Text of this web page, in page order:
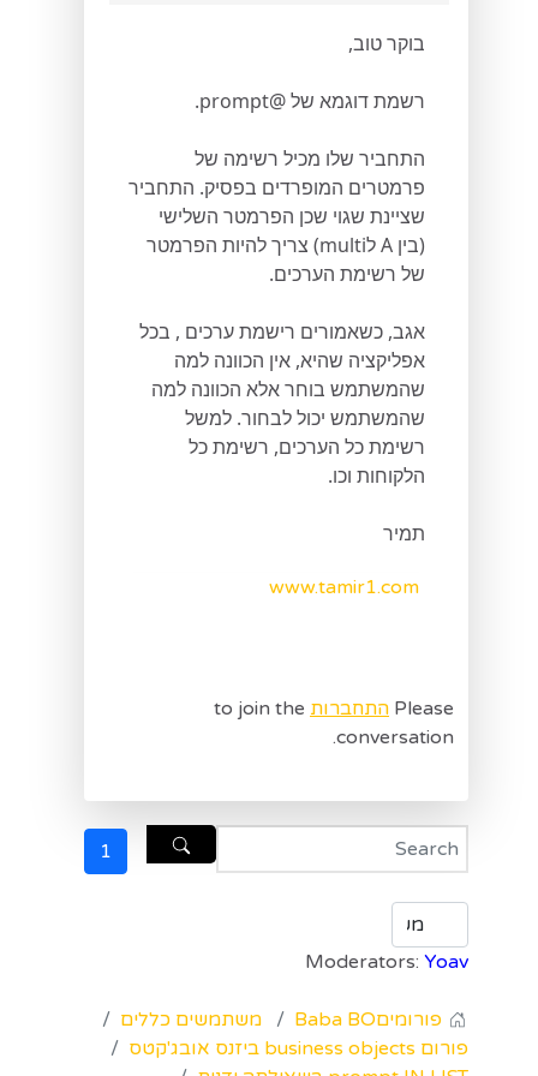
בוקר טוב,
רשמת דוגמא של @prompt.
התחביר שלו מכיל רשימה של
פרמטרים המופרדים בפסיק. התחביר
שציינת שגוי שכן הפרמטר השלישי
(בין A לmulti) צריך להיות הפרמטר
של רשימת הערכים.
אגב, כשאמורים רישמת ערכים , בכל
אפליקציה שהיא, אין הכוונה למה
שהמשתמש בוחר אלא הכוונה למה
שהמשתמש יכול לבחור. למשל
רשימת כל הערכים, רשימת כל
הלקוחות וכו.
תמיר
www.tamir1.com
Please התחברות to join the
conversation.
1
Moderators: Yoav
פורומיםBaba BO
משתמשים כללים
פורום business objects ביזנס אובג'קטס